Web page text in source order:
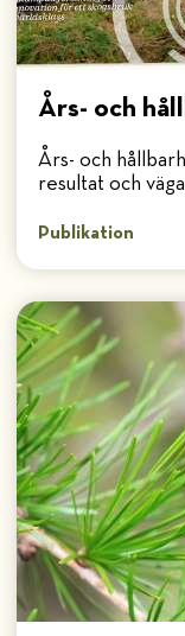
Års- och
Års- och
resultat och
Publikation